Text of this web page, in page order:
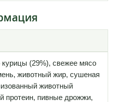
курицы (29%), свежее мясо
животный жир, сушеная
животный
протеин, пивные дрожжи,